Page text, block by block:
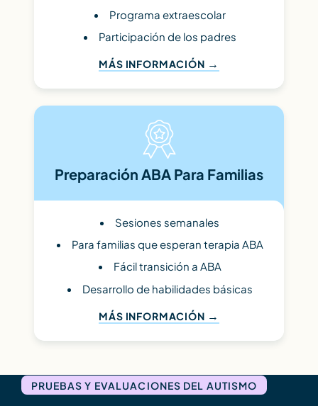
Programa extraescolar
Participación de los padres
MÁS INFORMACIÓN
Preparación ABA Para Familias
Sesiones semanales
Para familias que esperan terapia ABA
Fácil transición a ABA
Desarrollo de habilidades básicas
MÁS INFORMACIÓN
PRUEBAS Y EVALUACIONES DEL AUTISMO